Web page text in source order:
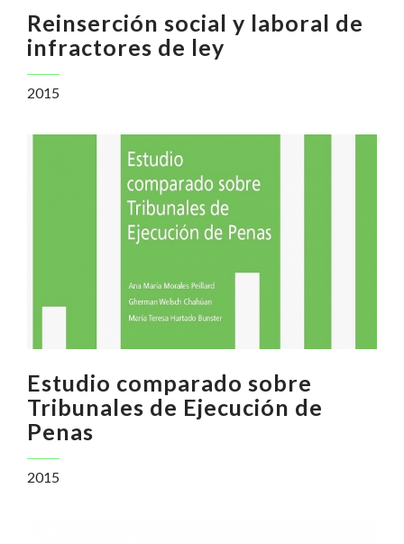
Reinserción social y laboral de
infractores de ley
2015
Estudio comparado sobre
Tribunales de Ejecución de
Penas
2015